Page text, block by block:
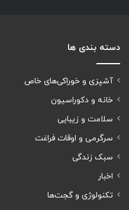
دسته بندی ها
آشپزی و خوراکی‌های خاص
خانه و دکوراسیون
سلامت و زیبایی
سرگرمی و اوقات فراغت
سبک زندگی
اخبار
تکنولوژی و گجت‌ها